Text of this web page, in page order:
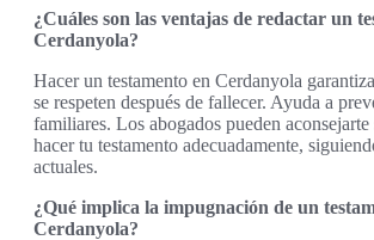
¿Cuáles son las ventajas de redactar un
Cerdanyola?
Hacer un testamento en Cerdanyola
se respeten después de fallecer. Ayuda a
familiares. Los abogados pueden
hacer tu testamento adecuadamente,
actuales.
¿Qué implica la impugnación de un
Cerdanyola?